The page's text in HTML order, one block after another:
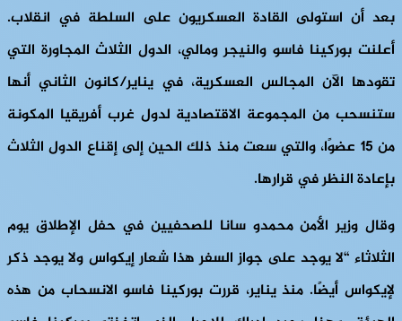
بعد أن استولى القادة العسكريون على السلطة في انقلاب.
أعلنت بوركينا فاسو والنيجر ومالي، الدول الثلاث المجاورة التي
تقودها الآن المجالس العسكرية، في يناير/كانون الثاني أنها
ستنسحب من المجموعة الاقتصادية لدول غرب أفريقيا المكونة
من 15 عضوًا، والتي سعت منذ ذلك الحين إلى إقناع الدول الثلاث
بإعادة النظر في قرارها.
وقال وزير الأمن محمدو سانا للصحفيين في حفل الإطلاق يوم
الثلاثاء “لا يوجد على جواز السفر هذا شعار إيكواس ولا يوجد ذكر
لإيكواس أيضًا. منذ يناير، قررت بوركينا فاسو الانسحاب من هذه